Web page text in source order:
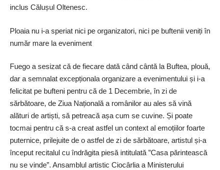
inclus Călușul Oltenesc.
Ploaia nu i-a speriat nici pe organizatori, nici pe buftenii veniți în
număr mare la eveniment
Fuego a sesizat că de fiecare dată când cântă la Buftea, plouă,
dar a semnalat excepționala organizare a evenimentului și i-a
felicitat pe bufteni pentru că de 1 Decembrie, în zi de
sărbătoare, de Ziua Națională a românilor au ales să vină
alături de artiști, să petreacă așa cum se cuvine. Și poate
tocmai pentru că s-a creat astfel un context al emoțiilor foarte
puternice, prilejuite de o astfel de zi de sărbătoare, artistul și-a
început recitalul cu îndrăgita piesă intitulată ”Casa părintească
nu se vinde”. Ansamblul artistic Ciocârlia a Ministerului